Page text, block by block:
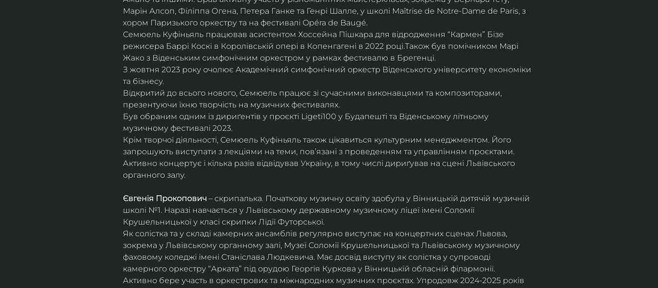
Марін Алсоп, Філіппа Огена, Петера Ганке та Генрі Шалле, у школі Maîtrise de Notre-Dame de Paris, з
хором Паризького оркестру та на фестивалі Opéra de Baugé.
Семюель Куфіньяль працював асистентом Хоссейна Пішкара для відродження “Кармен” Бізе
режисера Баррі Коскі в Королівській опері в Копенгагені в 2022 році.Також був помічником Марі
Жако з Віденським симфонічним оркестром у рамках фестивалю в Брегенці.
З жовтня 2023 року очолює Академічний симфонічний оркестр Віденського університету економіки
та бізнесу.
Відкритий до всього нового, Семюель працює зі сучасними виконавцями та композиторами,
презентуючи їхню творчість на музичних фестивалях.
Був обраним одним із дириґентів у проєкті Ligeti100 у Будапешті та Віденському літньому
музичному фестивалі 2023.
Крім творчої діяльності, Семюель Куфіньяль також цікавиться культурним менеджментом. Його
запрошують виступати з лекціями на теми, пов’язані з проведенням та управлінням проєктами.
Активно концертує і кілька разів відвідував Україну, в тому числі дириґував на сцені Львівського
органного залу.
Євгенія Прокопович – скрипалька. Початкову музичну освіту здобула у Вінницькій дитячій музичній
школі №1. Наразі навчається у Львівському державному музичному ліцеї імені Соломії
Крушельницької у класі скрипки Лідії Футорської.
Як солістка та у складі камерних ансамблів регулярно виступає на концертних сценах Львова,
зокрема у Львівському органному залі, Музеї Соломії Крушельницької та Львівському музичному
фаховому коледжі імені Станіслава Людкевича. Має досвід виступу як солістка у супроводі
камерного оркестру “Арката” під орудою Георгія Куркова у Вінницькій обласній філармонії.
Активно бере участь в оркестрових та міжнародних музичних проєктах. Упродовж 2024-2025 років